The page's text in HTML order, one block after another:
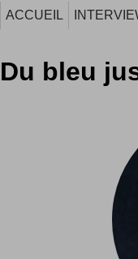
ACCUEIL
Du bleu